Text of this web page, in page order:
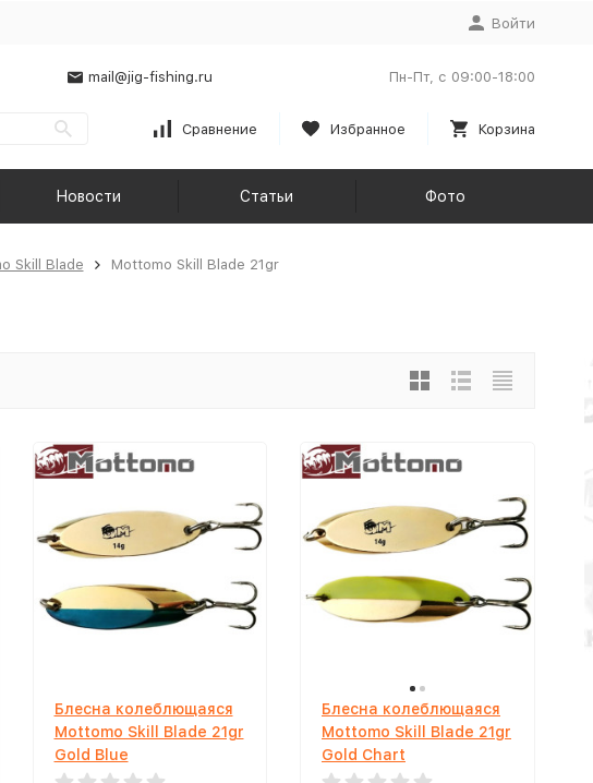
Войти
mail@jig-fishing.ru Пн-Пт, с 09:00-18:00
Сравнение Избранное Корзина
Новости Статьи Фото
Skill Blade Mottomo Skill Blade 21gr
Блесна колеблющаяся
Mottomo Skill Blade 21gr
Gold Blue
Блесна колеблющаяся
Mottomo Skill Blade 21gr
Gold Chart